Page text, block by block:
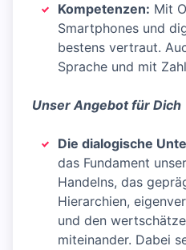
Kompetenzen: Mit
Smartphones und
bestens vertraut.
Sprache und mit
Unser Angebot für Dich
Die dialogische
das Fundament
Handelns, das
Hierarchien,
und den
miteinander. Dabei